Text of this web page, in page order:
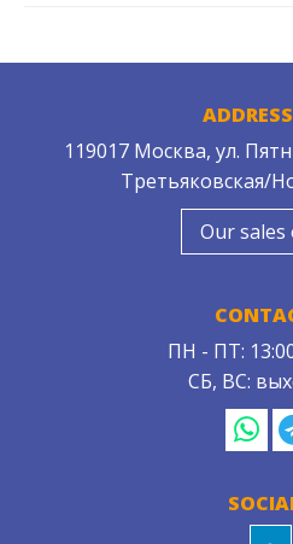
119017 Москва, ул.
Третьяковская/
Our sales
ПН - ПТ:
СБ, ВС: